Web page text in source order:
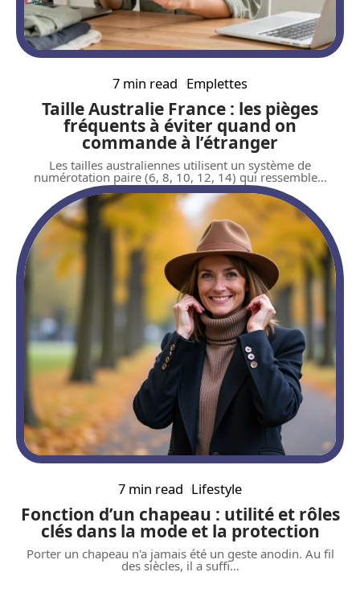
7 min read Emplettes
Taille Australie France : les pièges
fréquents à éviter quand on
commande à l’étranger
Les tailles australiennes utilisent un système de
numérotation paire (6, 8, 10, 12, 14) qui ressemble…
7 min read Lifestyle
Fonction d’un chapeau : utilité et rôles
clés dans la mode et la protection
Porter un chapeau n'a jamais été un geste anodin. Au fil
des siècles, il a suffi…